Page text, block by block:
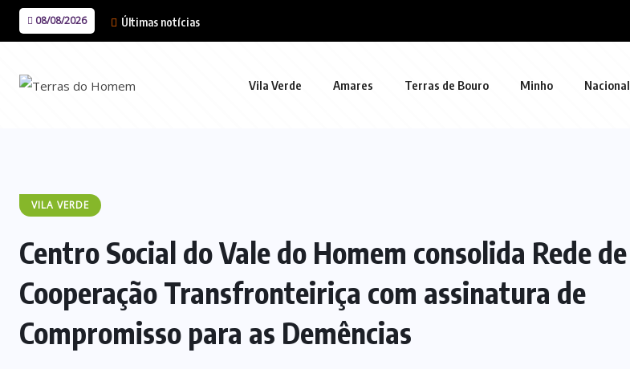
08/08/2026 Últimas notícias
Vila Verde Amares Terras de Bouro Minho Nacional
VILA VERDE
Centro Social do Vale do Homem consolida Rede de
Cooperação Transfronteiriça com assinatura de
Compromisso para as Demências